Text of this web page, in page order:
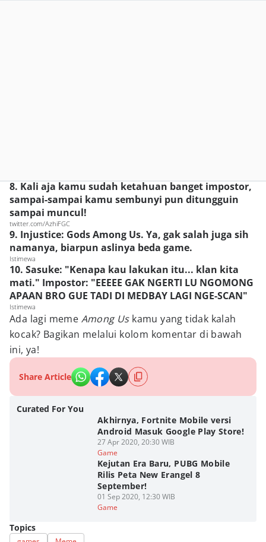
8. Kali aja kamu sudah ketahuan banget impostor,
sampai-sampai kamu sembunyi pun ditungguin
sampai muncul!
twitter.com/AzhiFGC
9. Injustice: Gods Among Us. Ya, gak salah juga sih
namanya, biarpun aslinya beda game.
Istimewa
10. Sasuke: "Kenapa kau lakukan itu... klan kita
mati." Impostor: "EEEEE GAK NGERTI LU NGOMONG
APAAN BRO GUE TADI DI MEDBAY LAGI NGE-SCAN"
Istimewa
Ada lagi meme Among Us kamu yang tidak kalah
kocak? Bagikan melalui kolom komentar di bawah
ini, ya!
Share Article
Curated For You
Akhirnya, Fortnite Mobile versi
Android Masuk Google Play Store!
27 Apr 2020, 20:30 WIB
Game
Kejutan Era Baru, PUBG Mobile
Rilis Peta New Erangel 8
September!
01 Sep 2020, 12:30 WIB
Game
Topics